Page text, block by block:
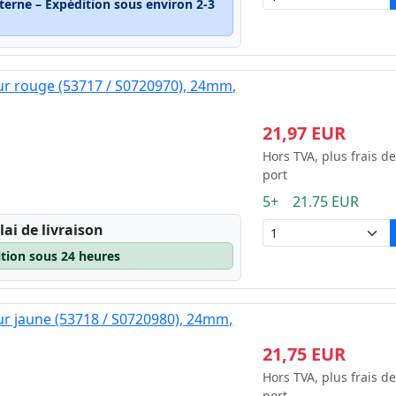
– Expédition sous environ 2-3
rouge (53717 / S0720970), 24mm,
de livraison
sous 24 heures
21,97 EUR
Hors TVA, plus frais de
port
5+ 21.75 EUR
jaune (53718 / S0720980), 24mm,
21,75 EUR
Hors TVA, plus frais de